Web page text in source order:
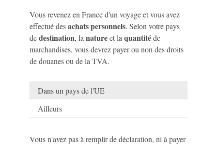
Vous revenez en France d'un voyage et vous avez
effectué desachats personnels. Selon votre pays
dedestination, lanatureet laquantitéde
marchandises, vous devrez payer ou non des droits
de douanes ou de la TVA.
Dans un pays de l'UE
Ailleurs
Vous n'avez pas à remplir de déclaration, ni à payer